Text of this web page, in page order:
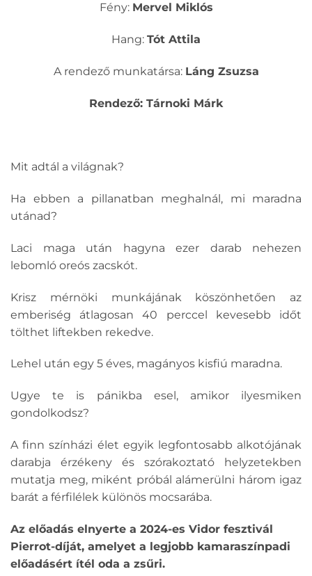
Fény: Mervel Miklós
Hang: Tót Attila
A rendező munkatársa: Láng Zsuzsa
Rendező: Tárnoki Márk
Mit adtál a világnak?
Ha ebben a pillanatban meghalnál, mi maradna
utánad?
Laci maga után hagyna ezer darab nehezen
lebomló oreós zacskót.
Krisz mérnöki munkájának köszönhetően az
emberiség átlagosan 40 perccel kevesebb időt
tölthet liftekben rekedve.
Lehel után egy 5 éves, magányos kisfiú maradna.
Ugye te is pánikba esel, amikor ilyesmiken
gondolkodsz?
A finn színházi élet egyik legfontosabb alkotójának
darabja érzékeny és szórakoztató helyzetekben
mutatja meg, miként próbál alámerülni három igaz
barát a férfilélek különös mocsarába.
Az előadás elnyerte a 2024-es Vidor fesztivál
Pierrot-díját, amelyet a legjobb kamaraszínpadi
előadásért ítél oda a zsűri.